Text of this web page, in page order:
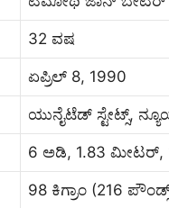
32 ವಷ
ಏಪ್ರಿಲ್ 8, 1990
ಯುನೈಟೆಡ್ ಸ್ಟೇಟ್ಸ್,
6 ಅಡಿ, 1.83
98 ಕಿಗ್ರಾಂ (216